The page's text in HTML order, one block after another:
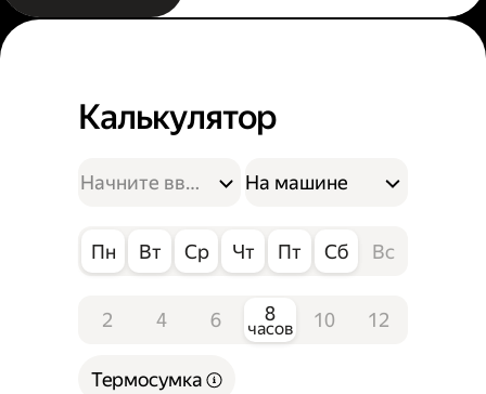
Калькулятор
На машине
Пн Вт Ср Чт Пт Сб Вс
2 4 6 8
часов 10 12
Термосумка